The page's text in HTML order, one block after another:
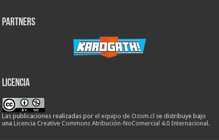
Partners
Licencia
Las publicaciones realizadas por el equipo de Ozom.cl se distribuye bajo
unaLicencia Creative Commons Atribución-NoComercial 4.0 Internacional .